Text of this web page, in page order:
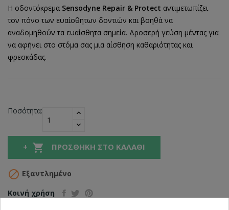
Η οδοντόκρεμα Sensodyne Repair & Protect αντιμετωπίζει
τον πόνο των ευαίσθητων δοντιών και βοηθά να
αναδομηθούν τα ευαίσθητα σημεία. Δροσερή γεύση μέντας για
να αφήνει στο στόμα σας μια αίσθηση καθαριότητας και
φρεσκάδας.
Ποσότητα:
 ΠΡΟΣΘΉΚΗ ΣΤΟ ΚΑΛΆΘΙ
 Εξαντλημένο
Κοινή χρήση